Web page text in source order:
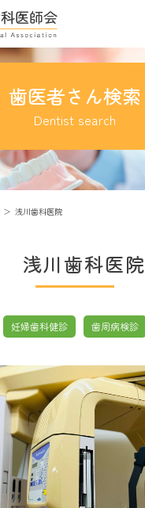
歯医者さん検索
Dentist search
浅川歯科医院
浅川歯科医院
妊婦歯科健診 歯周病検診